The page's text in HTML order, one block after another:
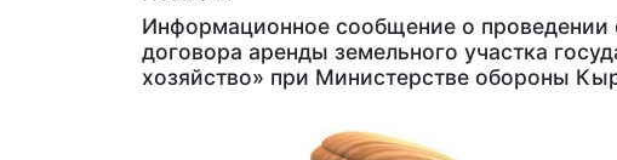
Информационное сообщение о проведении
договора аренды земельного участка
хозяйство» при Министерстве обороны